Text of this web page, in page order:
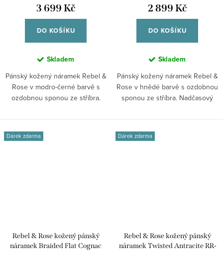
3 699 Kč
DO KOŠÍKU
Skladem
Pánský kožený náramek Rebel &
Rose v modro-černé barvě s
ozdobnou sponou ze stříbra.
2 899 Kč
DO KOŠÍKU
Skladem
Pánský kožený náramek Rebel &
Rose v hnědé barvě s ozdobnou
sponou ze stříbra. Nadčasový
Dárek zdarma
Rebel & Rose kožený pánský
náramek Braided Flat Cognac
Dárek zdarma
Rebel & Rose kožený pánský
náramek Twisted Antracite RR-